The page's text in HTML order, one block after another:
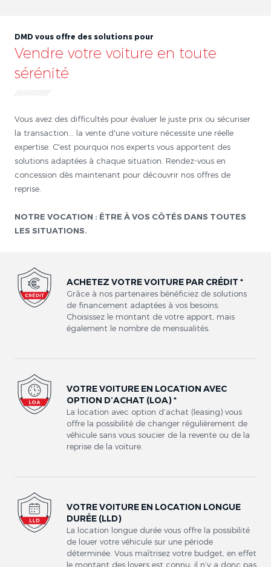
DMD vous offre des solutions pour
Vendre votre voiture en toute
sérénité
Vous avez des difficultés pour évaluer le juste prix ou sécuriser
la transaction... la vente d'une voiture nécessite une réelle
expertise. C'est pourquoi nos experts vous apportent des
solutions adaptées à chaque situation. Rendez-vous en
concession dès maintenant pour découvrir nos offres de
reprise.
NOTRE VOCATION : ÊTRE À VOS CÔTÉS DANS TOUTES
LES SITUATIONS.
ACHETEZ VOTRE VOITURE PAR CRÉDIT *
Grâce à nos partenaires bénéficiez de solutions
de financement adaptées à vos besoins.
Choisissez le montant de votre apport, mais
également le nombre de mensualités.
VOTRE VOITURE EN LOCATION AVEC
OPTION D’ACHAT (LOA) *
La location avec option d’achat (leasing) vous
offre la possibilité de changer régulièrement de
véhicule sans vous soucier de la revente ou de la
reprise de la voiture.
VOTRE VOITURE EN LOCATION LONGUE
DURÉE (LLD)
La location longue durée vous offre la possibilité
de louer votre véhicule sur une période
déterminée. Vous maîtrisez votre budget, en effet
le montant des loyers est connu, il n’y a donc pas